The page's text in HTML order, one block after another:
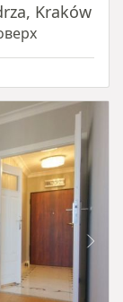
Kraków